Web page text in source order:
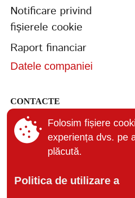
Notificare privind
fișierele cookie
Raport financiar
Datele companiei
CONTACTE
+373 (22) 895-600
office@bucuria.md
Chisinau, str. Columna, 162
Folosim fișiere
experiența dvs. pe
plăcută.
Politica de utilizare a